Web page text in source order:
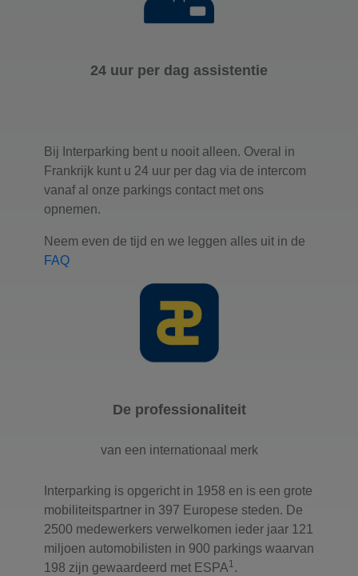
24 uur per dag assistentie
Bij Interparking bent u nooit alleen. Overal in
Frankrijk kunt u 24 uur per dag via de intercom
vanaf al onze parkings contact met ons
opnemen.
Neem even de tijd en we leggen alles uit in de
FAQ
De professionaliteit
van een internationaal merk
Interparking is opgericht in 1958 en is een grote
mobiliteitspartner in 397 Europese steden. De
2500 medewerkers verwelkomen ieder jaar 121
miljoen automobilisten in 900 parkings waarvan
198 zijn gewaardeerd met ESPA1.